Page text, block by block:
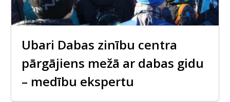
Ubari Dabas zinību centra
pārgājiens mežā ar dabas gidu
– medību ekspertu